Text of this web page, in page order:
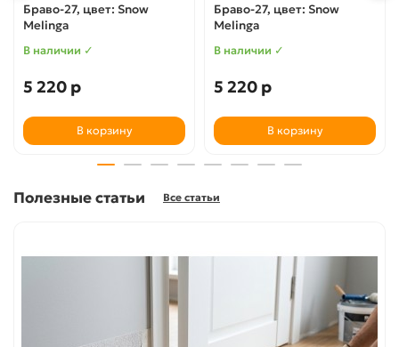
Браво-27, цвет: Snow
Melinga
В наличии ✓
5 220 р
В корзину
Браво-27, цвет: Snow
Melinga
В наличии ✓
5 220 р
В корзину
Полезные статьи Все статьи